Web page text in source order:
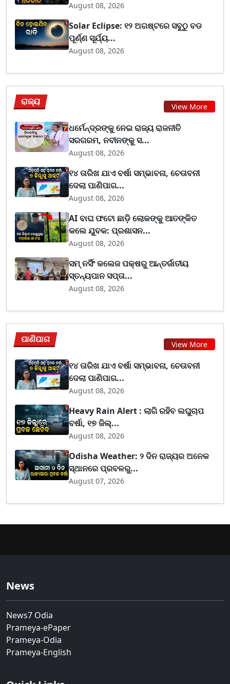
August 08, 2026
Solar Eclipse: ୧୨ ଅଗଷ୍ଟରେ ସବୁଠୁ ବଡ
ପୂର୍ଣ୍ଣ ସୂର୍ଯ୍ୟ...
August 08, 2026
ରାଜ୍ୟ View More
ଧର୍ମେନ୍ଦ୍ରଙ୍କୁ ନେଇ ରାଜ୍ୟ ରାଜନୀତି
ସରଗରମ, ନବୀନଙ୍କୁ ସ...
August 08, 2026
୧୪ ତାରିଖ ଯାଏ ବର୍ଷା ସମ୍ଭାବନା, ଚେତାବନୀ
ଦେଲା ପାଣିପାଗ...
August 08, 2026
AI ବାଘ ଫଟୋ ଛାଡ଼ି ଲୋକଙ୍କୁ ଆତଙ୍କିତ
କଲେ ଯୁବକ: ପ୍ରଶାସନ...
August 08, 2026
ସମ୍ ନର୍ସିଂ କଲେଜ ପକ୍ଷରୁ ଆନ୍ତର୍ଜାତୀୟ
ସ୍ତନ୍ୟପାନ ସପ୍ତା...
August 08, 2026
ପାଣିପାଗ View More
୧୪ ତାରିଖ ଯାଏ ବର୍ଷା ସମ୍ଭାବନା, ଚେତାବନୀ
ଦେଲା ପାଣିପାଗ...
August 08, 2026
Heavy Rain Alert : ଲାଗି ରହିବ ଲଘୁଚାପ
ବର୍ଷା, ୧୭ ଜିଲ୍...
August 08, 2026
Odisha Weather: ୨ ଦିନ ରାଜ୍ୟର ଅନେକ
ସ୍ଥାନରେ ପ୍ରବଳରୁ...
August 07, 2026
News
News7 Odia
Prameya-ePaper
Prameya-Odia
Prameya-English